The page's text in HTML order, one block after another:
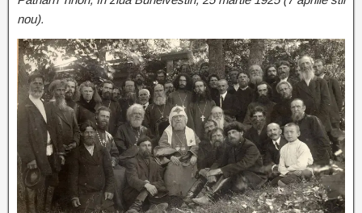
nou).